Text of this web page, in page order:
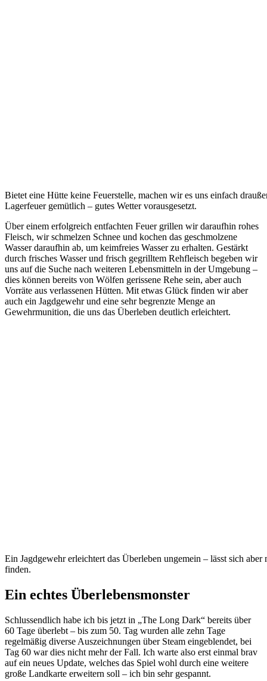
Bietet eine Hütte keine Feuerstelle, machen wir es uns einfach
Lagerfeuer gemütlich – gutes Wetter vorausgesetzt.
Über einem erfolgreich entfachten Feuer grillen wir daraufhin rohes
Fleisch, wir schmelzen Schnee und kochen das geschmolzene
Wasser daraufhin ab, um keimfreies Wasser zu erhalten. Gestärkt
durch frisches Wasser und frisch gegrilltem Rehfleisch begeben wir
uns auf die Suche nach weiteren Lebensmitteln in der Umgebung –
dies können bereits von Wölfen gerissene Rehe sein, aber auch
Vorräte aus verlassenen Hütten. Mit etwas Glück finden wir aber
auch ein Jagdgewehr und eine sehr begrenzte Menge an
Gewehrmunition, die uns das Überleben deutlich erleichtert.
Ein Jagdgewehr erleichtert das Überleben ungemein – lässt sich aber
finden.
Ein echtes Überlebensmonster
Schlussendlich habe ich bis jetzt in „The Long Dark“ bereits über
60 Tage überlebt – bis zum 50. Tag wurden alle zehn Tage
regelmäßig diverse Auszeichnungen über Steam eingeblendet, bei
Tag 60 war dies nicht mehr der Fall. Ich warte also erst einmal brav
auf ein neues Update, welches das Spiel wohl durch eine weitere
große Landkarte erweitern soll – ich bin sehr gespannt.